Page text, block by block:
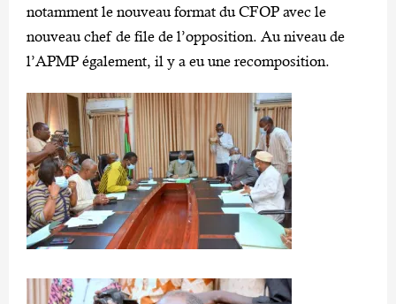
notamment le nouveau format du CFOP avec le
nouveau chef de file de l’opposition. Au niveau de
l’APMP également, il y a eu une recomposition.